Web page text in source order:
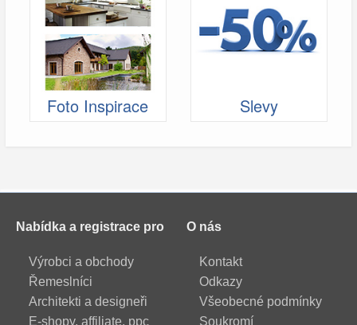
Foto Inspirace Slevy
Nabídka a registrace pro
Výrobci a obchody
Řemeslníci
Architekti a designeři
E-shopy, affiliate, ppc
O nás
Kontakt
Odkazy
Všeobecné podmínky
Soukromí